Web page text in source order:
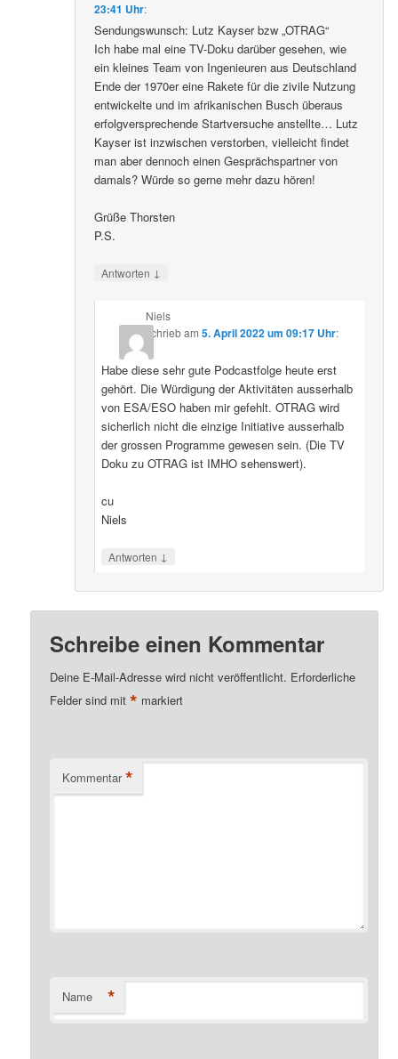
23:41 Uhr:
Sendungswunsch: Lutz Kayser bzw „OTRAG“
Ich habe mal eine TV-Doku darüber gesehen, wie
ein kleines Team von Ingenieuren aus Deutschland
Ende der 1970er eine Rakete für die zivile Nutzung
entwickelte und im afrikanischen Busch überaus
erfolgversprechende Startversuche anstellte… Lutz
Kayser ist inzwischen verstorben, vielleicht findet
man aber dennoch einen Gesprächspartner von
damals? Würde so gerne mehr dazu hören!
Grüße Thorsten
P.S.
Antworten ↓
Niels
schriebam 5. April 2022 um 09:17 Uhr:
Habe diese sehr gute Podcastfolge heute erst
gehört. Die Würdigung der Aktivitäten ausserhalb
von ESA/ESO haben mir gefehlt. OTRAG wird
sicherlich nicht die einzige Initiative ausserhalb
der grossen Programme gewesen sein. (Die TV
Doku zu OTRAG ist IMHO sehenswert).
cu
Niels
Antworten ↓
Schreibe einen Kommentar
Deine E-Mail-Adresse wird nicht veröffentlicht. Erforderliche
Felder sind mit* markiert
Kommentar *
Name *